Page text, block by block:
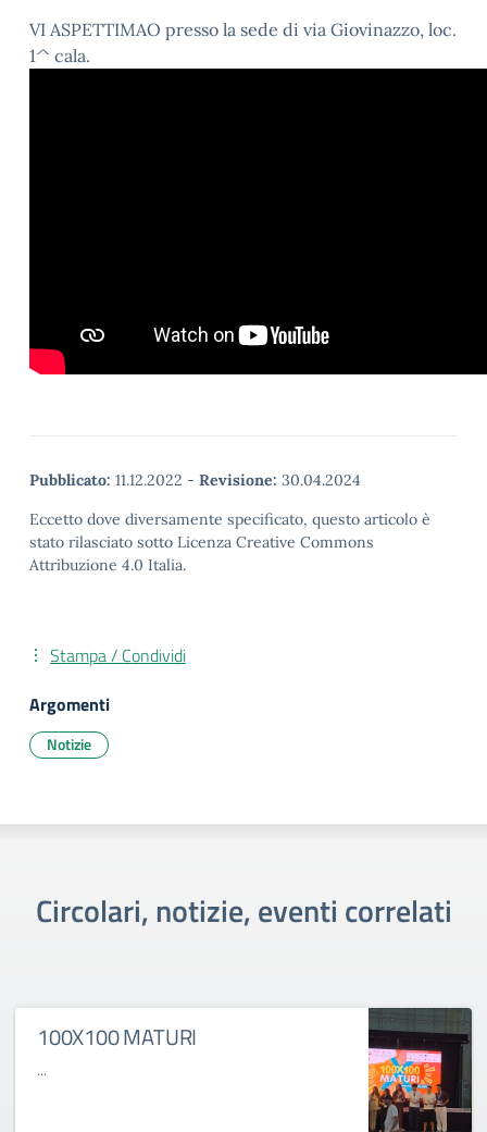
VI ASPETTIMAO presso la sede di via Giovinazzo, loc.
1^ cala.
Pubblicato: 11.12.2022 - Revisione: 30.04.2024
Eccetto dove diversamente specificato, questo articolo è
stato rilasciato sotto Licenza Creative Commons
Attribuzione 4.0 Italia.
Stampa / Condividi
Argomenti
Notizie
Circolari, notizie, eventi correlati
100X100 MATURI
...